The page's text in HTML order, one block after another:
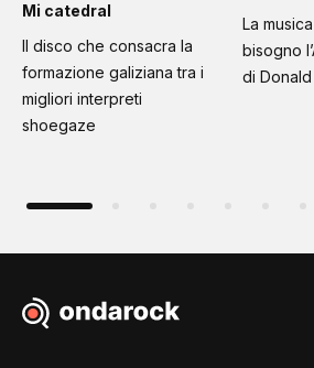
Mi catedral
Il disco che consacra la
formazione galiziana tra i
migliori interpreti
shoegaze
La
bisogno
di